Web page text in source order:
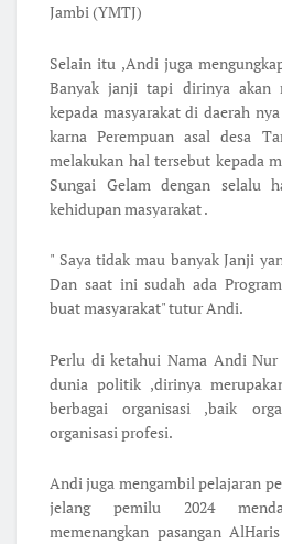
Jambi (YMTJ)
Selain itu ,Andi juga
Banyak janji tapi dirinya akan
kepada masyarakat di daerah
karna Perempuan asal desa
melakukan hal tersebut kepada
Sungai Gelam dengan selalu
kehidupan masyarakat .
" Saya tidak mau banyak Janji
Dan saat ini sudah ada
buat masyarakat" tutur Andi.
Perlu di ketahui Nama Andi
dunia politik ,dirinya
berbagai organisasi ,baik
organisasi profesi.
Andi juga mengambil pelajaran
jelang pemilu 2024
memenangkan pasangan